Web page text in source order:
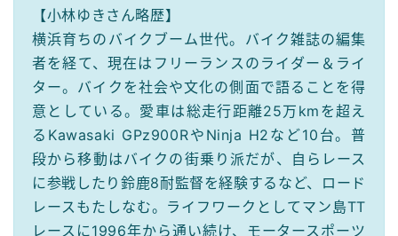
【小林ゆきさん略歴】
横浜育ちのバイクブーム世代。バイク雑誌の編集
者を経て、現在はフリーランスのライダー＆ライ
ター。バイクを社会や文化の側面で語ることを得
意としている。愛車は総走行距離25万kmを超え
るKawasaki GPz900RやNinja H2など10台。普
段から移動はバイクの街乗り派だが、自らレース
に参戦したり鈴鹿8耐監督を経験するなど、ロード
レースもたしなむ。ライフワークとしてマン島TT
レースに1996年から通い続け、モータースポーツ